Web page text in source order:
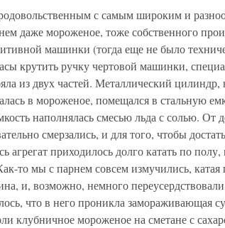
с самым широким и
даже мороженое, тоже собственного
машинки (тогда еще не было
крутить ручку чертовой машинки,
из двух частей. Металлический
в мороженое, помещался в стальную
наполнялась смесью льда с солью. От
смерзались, и для того, чтобы
агрегат приходилось долго катать по полу,
то мы с парнем совсем измучились,
и, возможно, немного
что в него проникла замораживающая
клубничное мороженое на сметане с